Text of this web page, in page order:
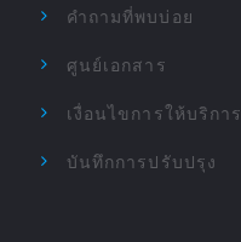
คำถามที่พบบ่อย
ศูนย์เอกสาร
เงื่อนไขการให้บริการ
บันทึกการปรับปรุง